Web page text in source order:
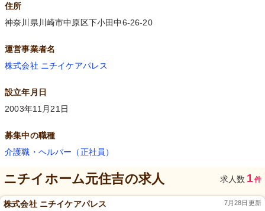
住所
神奈川県川崎市中原区下小田中6-26-20
運営事業者名
株式会社 ニチイケアパレス
設立年月日
2003年11月21日
募集中の職種
介護職・ヘルパー（正社員）
ニチイホーム元住吉の求人 求人数 1 件
株式会社 ニチイケアパレス 7月28日更新